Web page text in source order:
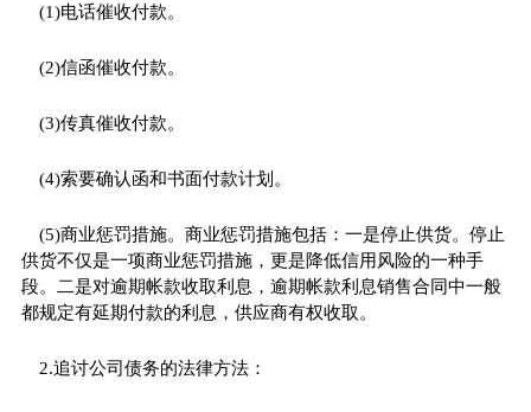
(1)电话催收付款。
(2)信函催收付款。
(3)传真催收付款。
(4)索要确认函和书面付款计划。
(5)商业惩罚措施。商业惩罚措施包括：一是停止供货。停止
供货不仅是一项商业惩罚措施，更是降低信用风险的一种手
段。二是对逾期帐款收取利息，逾期帐款利息销售合同中一般
都规定有延期付款的利息，供应商有权收取。
2.追讨公司债务的法律方法：